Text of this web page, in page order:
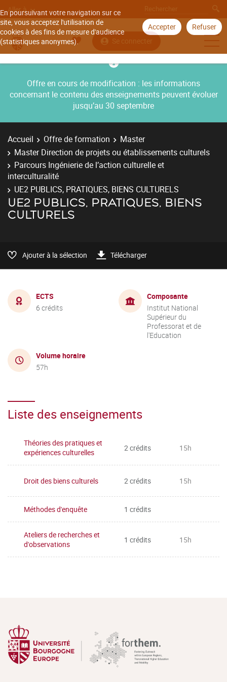
En poursuivant votre navigation sur ce
site, vous acceptez l'utilisation de
cookies à des fins de mesure d'audience
(statistiques anonymes).
Accepter Refuser
Aller à
Se connecter
Offre en cours de modification : les informations
concernant le contenu des enseignements peuvent évoluer
jusqu’au 30 septembre
Accueil Offre de formation
Master
Master Direction de projets ou établissements culturels
Parcours Ingénierie de l’action culturelle et
interculturalité
UE2 PUBLICS, PRATIQUES, BIENS CULTURELS
UE2 PUBLICS, PRATIQUES, BIENS
CULTURELS
Ajouter à la sélection Télécharger
ECTS
6 crédits
Composante
Institut National
Supérieur du
Professorat et de
l'Education
Volume horaire
57h
Liste des enseignements
Théories des pratiques et
expériences culturelles
2 crédits 15h
Droit des biens culturels 2 crédits 15h
Méthodes d'enquête 1 crédits
Ateliers de recherches et
d'observations
1 crédits 15h